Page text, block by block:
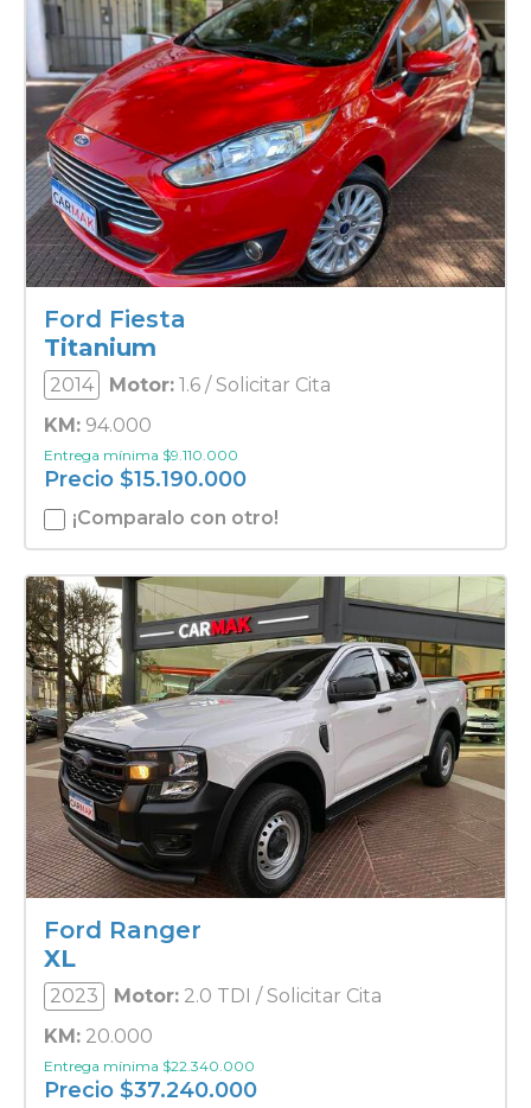
Ford Fiesta
Titanium
2014 Motor: 1.6 / Solicitar Cita
KM: 94.000
Entrega mínima $9.110.000
Precio $15.190.000
¡Comparalo con otro!
Ford Ranger
XL
2023 Motor: 2.0 TDI / Solicitar Cita
KM: 20.000
Entrega mínima $22.340.000
Precio $37.240.000